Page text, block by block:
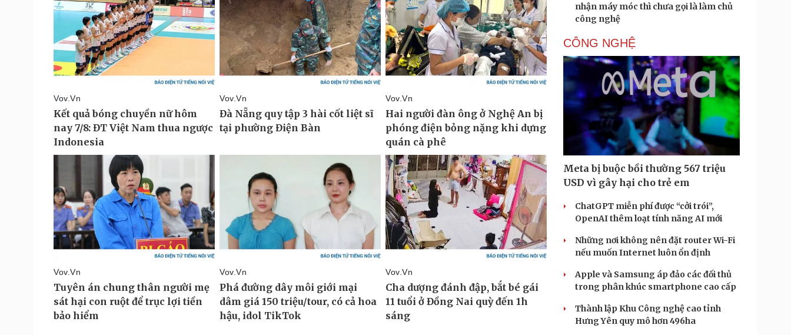
nhận máy móc thì chưa gọi là làm chủ
công nghệ
CÔNG NGHỆ
Meta bị buộc bồi thường 567 triệu
USD vì gây hại cho trẻ em
ChatGPT miễn phí được “cởi trói”,
OpenAI thêm loạt tính năng AI mới
Những nơi không nên đặt router Wi-Fi
nếu muốn Internet luôn ổn định
Apple và Samsung áp đảo các đối thủ
trong phân khúc smartphone cao cấp
Thành lập Khu Công nghệ cao tỉnh
Hưng Yên quy mô hơn 496ha